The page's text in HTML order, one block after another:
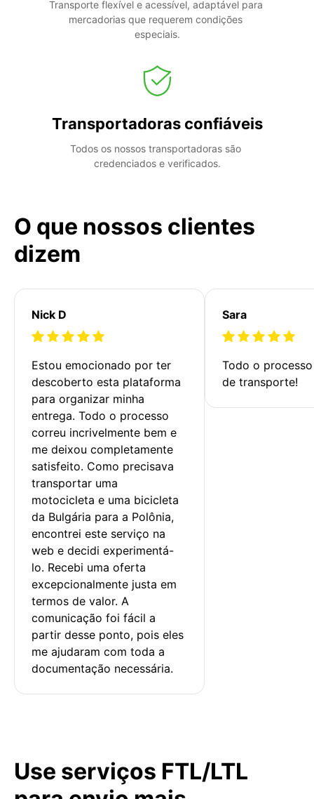
Transporte flexível e acessível, adaptável para
mercadorias que requerem condições
especiais.
Transportadoras confiáveis
Todos os nossos transportadoras são
credenciados e verificados.
O que nossos clientes
dizem
Nick D
Estou emocionado por ter
descoberto esta plataforma
para organizar minha
entrega. Todo o processo
correu incrivelmente bem e
me deixou completamente
satisfeito. Como precisava
transportar uma
motocicleta e uma bicicleta
da Bulgária para a Polônia,
encontrei este serviço na
web e decidi experimentá-
lo. Recebi uma oferta
excepcionalmente justa em
termos de valor. A
comunicação foi fácil a
partir desse ponto, pois eles
me ajudaram com toda a
documentação necessária.
Sara
Todo o
de transporte!
Use serviços FTL/LTL